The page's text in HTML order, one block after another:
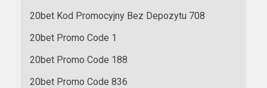
20bet Kod Promocyjny Bez Depozytu 708
20bet Promo Code 1
20bet Promo Code 188
20bet Promo Code 836